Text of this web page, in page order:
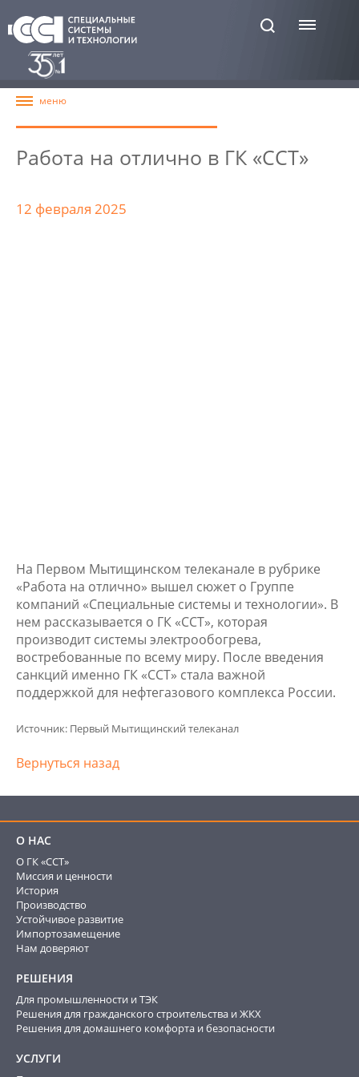
Работа на отлично в ГК «ССТ»
12 февраля 2025
На Первом Мытищинском телеканале в рубрике
«Работа на отлично» вышел сюжет о Группе
компаний «Специальные системы и технологии». В
нем рассказывается о ГК «ССТ», которая
производит системы электрообогрева,
востребованные по всему миру. После введения
санкций именно ГК «ССТ» стала важной
поддержкой для нефтегазового комплекса России.
Источник: Первый Мытищинский телеканал
Вернуться назад
О НАС
О ГК «ССТ»
Миссия и ценности
История
Производство
Устойчивое развитие
Импортозамещение
Нам доверяют
РЕШЕНИЯ
Для промышленности и ТЭК
Решения для гражданского строительства и ЖКХ
Решения для домашнего комфорта и безопасности
УСЛУГИ